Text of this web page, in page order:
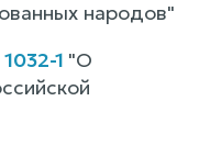
народов"
1 "О